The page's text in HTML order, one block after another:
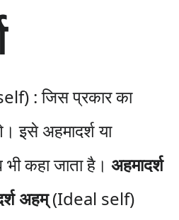
: जिस प्रकार का
इसे अहमादर्श या
कहा जाता है। अहमादर्श
अहम्(Ideal self)